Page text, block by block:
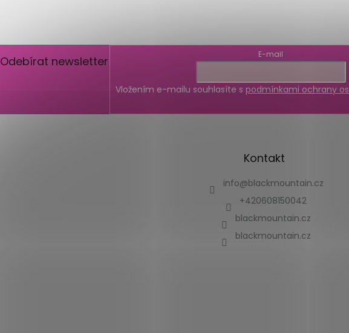
Odebírat newsletter E-mail
Vložením e-mailu souhlasíte s podmínkami ochrany
Kontakt
info@blackmountain.cz
+420608150042
blackmountain.cz
blackmountain.cz